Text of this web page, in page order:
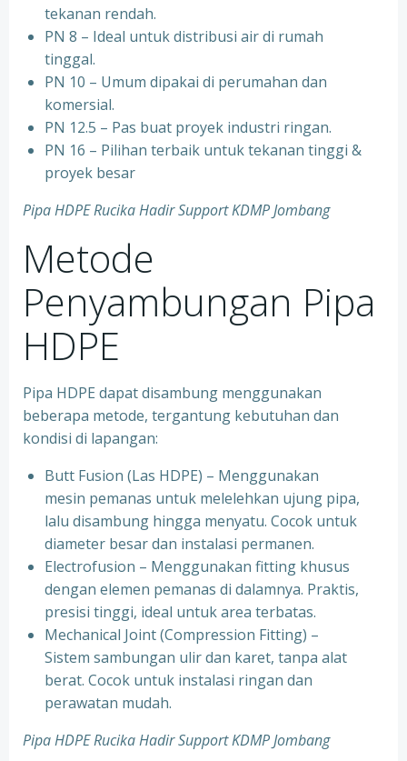
tekanan rendah.
PN 8 – Ideal untuk distribusi air di rumah
tinggal.
PN 10 – Umum dipakai di perumahan dan
komersial.
PN 12.5 – Pas buat proyek industri ringan.
PN 16 – Pilihan terbaik untuk tekanan tinggi &
proyek besar
Pipa HDPE Rucika Hadir Support KDMP Jombang
Metode
Penyambungan Pipa
HDPE
Pipa HDPE dapat disambung menggunakan
beberapa metode, tergantung kebutuhan dan
kondisi di lapangan:
Butt Fusion (Las HDPE) – Menggunakan
mesin pemanas untuk melelehkan ujung pipa,
lalu disambung hingga menyatu. Cocok untuk
diameter besar dan instalasi permanen.
Electrofusion – Menggunakan fitting khusus
dengan elemen pemanas di dalamnya. Praktis,
presisi tinggi, ideal untuk area terbatas.
Mechanical Joint (Compression Fitting) –
Sistem sambungan ulir dan karet, tanpa alat
berat. Cocok untuk instalasi ringan dan
perawatan mudah.
Pipa HDPE Rucika Hadir Support KDMP Jombang